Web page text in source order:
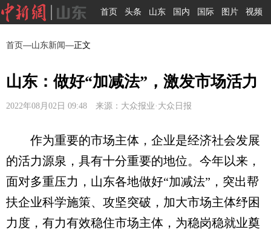
首页 头条 山东 国内 国际 图片 视频
首页—山东新闻—正文
山东：做好“加减法”，激发市场活力
2022年08月02日 09:48 来源：大众报业·大众日报
作为重要的市场主体，企业是经济社会发展
的活力源泉，具有十分重要的地位。今年以来，
面对多重压力，山东各地做好“加减法”，突出帮
扶企业科学施策、攻坚突破，加大市场主体纾困
力度，有力有效稳住市场主体，为稳岗稳就业奠